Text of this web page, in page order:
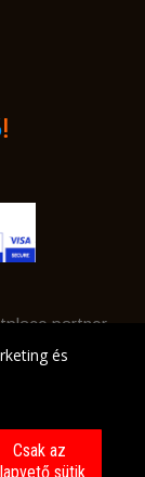
partner
és
Csak az
sütik